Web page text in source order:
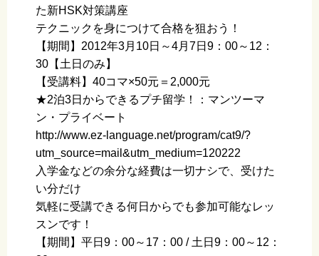
た新HSK対策講座
テクニックを身につけて合格を狙おう！
【期間】2012年3月10日～4月7日9：00～12：
30【土日のみ】
【受講料】40コマ×50元＝2,000元
★2泊3日からできるプチ留学！：マンツーマ
ン・プライベート
http://www.ez-language.net/program/cat9/?
utm_source=mail&utm_medium=120222
入学金などの余分な経費は一切ナシで、受けた
い分だけ
気軽に受講できる何日からでも参加可能なレッ
スンです！
【期間】平日9：00～17：00 / 土日9：00～12：